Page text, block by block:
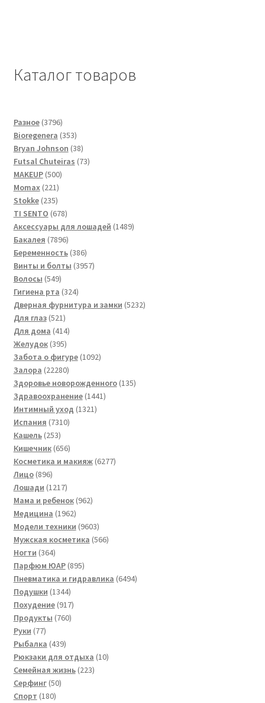
Каталог товаров
Разное 37963796
товаров
Bioregenera 353353
товара
Bryan Johnson 3838
товаров
Futsal Сhuteiras 7373
MAKEUP 500500
Momax 221221
товар
Stokke 235235
товаров
TI SENTO 678678
товаров
Аксессуары для лошадей 14891489
Бакалея 78967896
товаров
Беременность 386386
товаров
Винты и болты 39573957
Волосы 549549
товаров
Гигиена рта 324324
товара
Дверная фурнитура и замки 52325232
Для глаз 521521
товар
Для дома 414414
Желудок 395395
товаров
Забота о фигуре 10921092
Залора 2228022280
товаров
Здоровье новорожденного 135135
Здравоохранение 14411441
Интимный уход 13211321
Испания 73107310
Кашель 253253
товара
Кишечник 656656
товаров
Косметика и макияж 62776277
Лицо 896896
товаров
Лошади 12171217
товаров
Мама и ребенок 962962
Медицина 19621962
товара
Модели техники 96039603
товара
Мужская косметика 566566
Ногти 364364
товара
Парфюм ЮАР 895895
товаров
Пневматика и гидравлика 64946494
Подушки 13441344
товара
Похудение 917917
товаров
Продукты 760760
Руки 7777
товаров
Рыбалка 439439
товаров
Рюкзаки для отдыха 1010
Семейная жизнь 223223
Серфинг 5050
Спорт 180180